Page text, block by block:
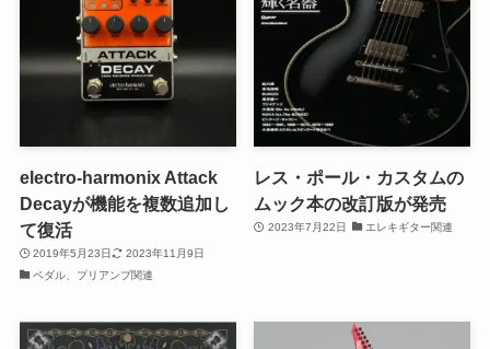
electro-harmonix Attack
Decayが機能を複数追加し
て復活
2019年5月23日
2023年11月9日
ペダル、プリアンプ関連
レス・ポール・カスタムの
ムック本の改訂版が発売
2023年7月22日 エレキギター関連